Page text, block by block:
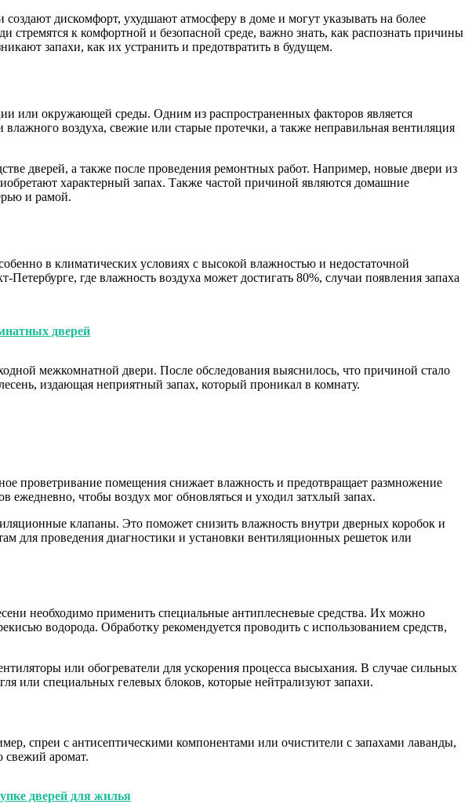
дискомфорт, ухудшают атмосферу в доме и могут указывать на более
к комфортной и безопасной среде, важно знать, как распознать причины
запахи, как их устранить и предотвратить в будущем.
или окружающей среды. Одним из распространенных факторов является
воздуха, свежие или старые протечки, а также неправильная вентиляция
дверей, а также после проведения ремонтных работ. Например, новые двери из
характерный запах. Также частой причиной являются домашние
и рамой.
в климатических условиях с высокой влажностью и недостаточной
где влажность воздуха может достигать 80%, случаи появления запаха
дверей
межкомнатной двери. После обследования выяснилось, что причиной стало
издающая неприятный запах, который проникал в комнату.
проветривание помещения снижает влажность и предотвращает размножение
чтобы воздух мог обновляться и уходил затхлый запах.
клапаны. Это поможет снизить влажность внутри дверных коробок и
для проведения диагностики и установки вентиляционных решеток или
необходимо применить специальные антиплесневые средства. Их можно
водорода. Обработку рекомендуется проводить с использованием средств,
или обогреватели для ускорения процесса высыхания. В случае сильных
или специальных гелевых блоков, которые нейтрализуют запахи.
спреи с антисептическими компонентами или очистители с запахами лаванды,
свежий аромат.
дверей для жилья